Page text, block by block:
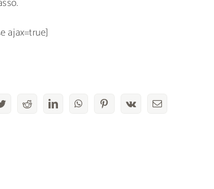
ajax=true]
TwitterRedditLinkedInWhatsAppPinterestVk Email